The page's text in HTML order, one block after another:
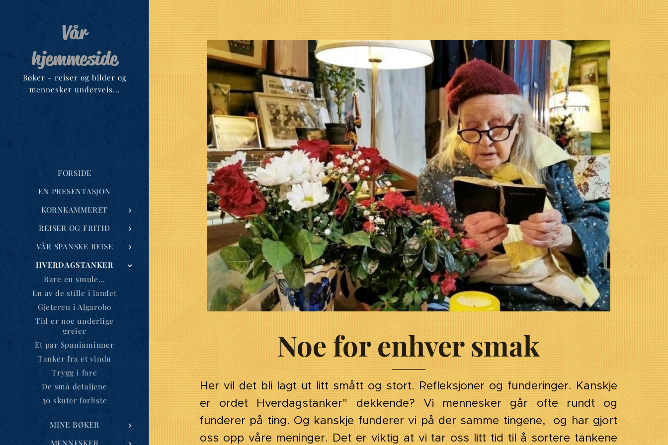
Vår
hjemmeside
Bøker - reiser og bilder og
mennesker underveis...
FORSIDE
EN PRESENTASJON
KORNKAMMERET
REISER OG FRITID
VÅR SPANSKE REISE
HVERDAGSTANKER
Bare en smule...
En av de stille i landet
Gjeteren i Algarobo
Tid er noe underlige
greier
Et par Spaniaminner
Tanker fra et vindu
Trygg i fare
De små detaljene
30 skuter forliste
MINE BØKER
MENNESKER
Noe for enhver smak
Her vil det bli lagt ut litt smått og stort. Refleksjoner og funderinger. Kanskje
er ordet Hverdagstanker" dekkende? Vi mennesker går ofte rundt og
funderer på ting. Og kanskje funderer vi på der samme tingene, og har gjort
oss opp våre meninger. Det er viktig at vi tar oss litt tid til å sortere tankene